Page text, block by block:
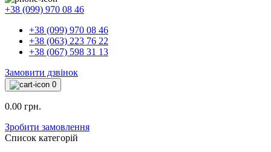
+38 (099) 970 08 46
+38 (099) 970 08 46
+38 (063) 223 76 22
+38 (067) 598 31 13
Замовити дзвінок
0
0.00 грн.
Зробити замовлення
Список категорій